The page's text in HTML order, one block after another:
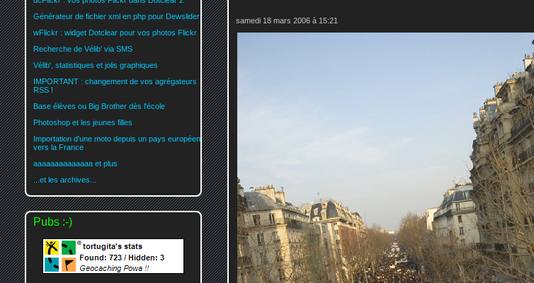
samedi 18 mars 2006 à 15:21
Générateur de fichier xml en php pour Dewslider
wFlickr : widget Dotclear pour vos photos Flickr
Recherche de Vélib' via SMS
Vélib', statistiques et jolis graphiques
IMPORTANT : changement de vos agrégateurs
RSS !
Base élèves ou Big Brother dès l'école
Photoshop et les jeunes filles
Importation d'une moto depuis un pays européen
vers la France
aaaaaaaaaaaaaa et plus
...et les archives...
Pubs :-)